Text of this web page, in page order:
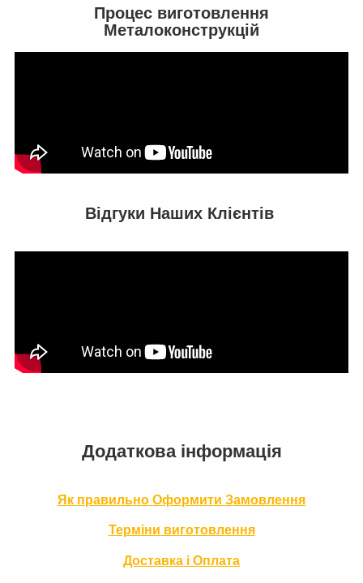
Процес виготовлення
Металоконструкцій
Відгуки Наших Клієнтів
Додаткова інформація
Як правильно Оформити Замовлення
Терміни виготовлення
Доставка і Оплата